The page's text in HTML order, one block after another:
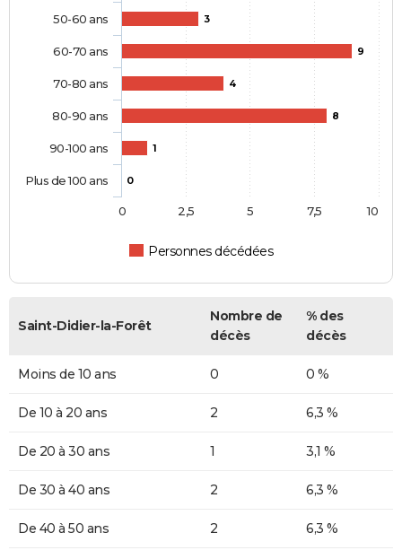
3
9
4
8
1
0
Personnes décédées
50-60 ans
60-70 ans
70-80 ans
80-90 ans
90-100 ans
Plus de 100 ans
0 10
2,5 5 7,5
Saint-Didier-la-Forêt
Nombre de
décès
% des
décès
Moins de 10 ans 0 0 %
De 10 à 20 ans 2 6,3 %
De 20 à 30 ans 1 3,1 %
De 30 à 40 ans 2 6,3 %
De 40 à 50 ans 2 6,3 %